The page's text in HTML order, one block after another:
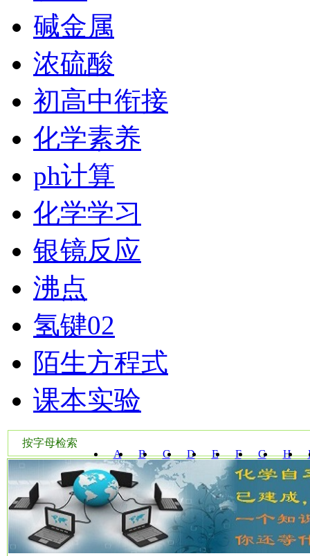
碱金属
浓硫酸
初高中衔接
化学素养
ph计算
化学学习
银镜反应
沸点
氢键02
陌生方程式
课本实验
按字母检索
A
B C D E F G H
W Y